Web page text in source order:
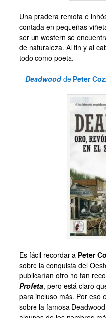
Una pradera remota e
contada en pequeñas
ser un western se
de naturaleza. Al fin y al
todo como poeta.
– Deadwood de Peter
Es fácil recordar a Peter
sobre la conquista del
publicarían otro no tan
Profeta, pero está claro
para incluso más. Por eso
sobre la famosa